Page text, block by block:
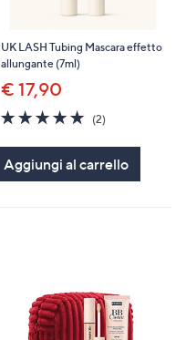
UK LASH Tubing Mascara effetto
allungante (7ml)
€ 17,90
5.0
of
5
Stars
(2)2
Aggiungi al carrello